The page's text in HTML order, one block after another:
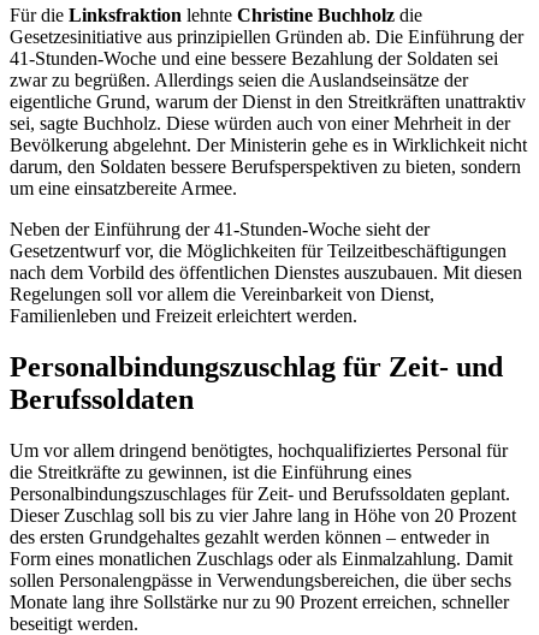
Für die Linksfraktion lehnte Christine Buchholz die
Gesetzesinitiative aus prinzipiellen Gründen ab. Die Einführung der
41-Stunden-Woche und eine bessere Bezahlung der Soldaten sei
zwar zu begrüßen. Allerdings seien die Auslandseinsätze der
eigentliche Grund, warum der Dienst in den Streitkräften unattraktiv
sei, sagte Buchholz. Diese würden auch von einer Mehrheit in der
Bevölkerung abgelehnt. Der Ministerin gehe es in Wirklichkeit nicht
darum, den Soldaten bessere Berufsperspektiven zu bieten, sondern
um eine einsatzbereite Armee.
Neben der Einführung der 41-Stunden-Woche sieht der
Gesetzentwurf vor, die Möglichkeiten für Teilzeitbeschäftigungen
nach dem Vorbild des öffentlichen Dienstes auszubauen. Mit diesen
Regelungen soll vor allem die Vereinbarkeit von Dienst,
Familienleben und Freizeit erleichtert werden.
Personalbindungszuschlag für Zeit- und
Berufssoldaten
Um vor allem dringend benötigtes, hochqualifiziertes Personal für
die Streitkräfte zu gewinnen, ist die Einführung eines
Personalbindungszuschlages für Zeit- und Berufssoldaten geplant.
Dieser Zuschlag soll bis zu vier Jahre lang in Höhe von 20 Prozent
des ersten Grundgehaltes gezahlt werden können – entweder in
Form eines monatlichen Zuschlags oder als Einmalzahlung. Damit
sollen Personalengpässe in Verwendungsbereichen, die über sechs
Monate lang ihre Sollstärke nur zu 90 Prozent erreichen, schneller
beseitigt werden.